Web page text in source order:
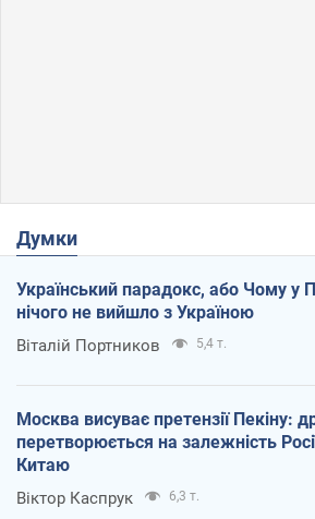
Думки
Український парадокс, або Чому у
нічого не вийшло з Україною
Віталій Портников 5,4 т.
Москва висуває претензії Пекіну:
перетворюється на залежність
Китаю
Віктор Каспрук 6,3 т.